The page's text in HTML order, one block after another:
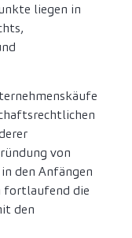
liegen in
von
den Anfängen
fortlaufend die
den